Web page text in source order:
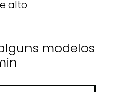
alto
modelos